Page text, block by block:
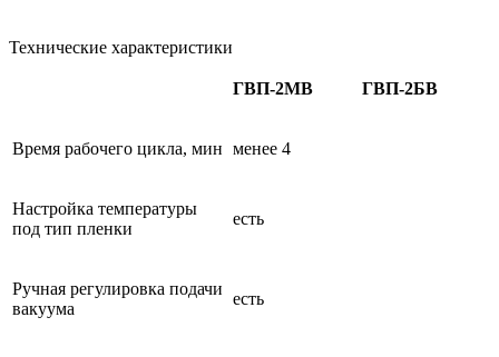
Технические характеристики
ГВП-2МВ ГВП-2БВ
Время рабочего цикла, мин менее 4
Настройка температуры
под тип пленки
есть
Ручная регулировка подачи
вакуума
есть